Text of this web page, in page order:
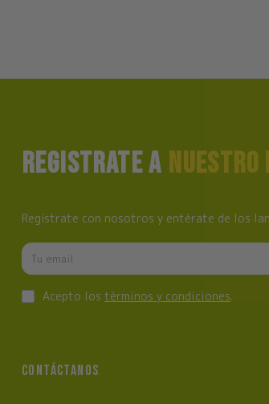
REGISTRATE A
Regístrate con nosotros y entérate de los
Acepto los términos y condiciones.
CONTÁCTANOS